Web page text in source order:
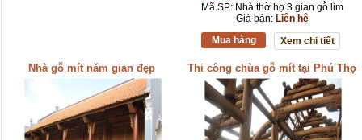
Mã SP: Nhà thờ họ 3 gian gỗ lim
Giá bán: Liên hệ
Mua hàng
Xem chi tiết
Nhà gỗ mít năm gian đẹp Thi công chùa gỗ mít tại Phú Thọ